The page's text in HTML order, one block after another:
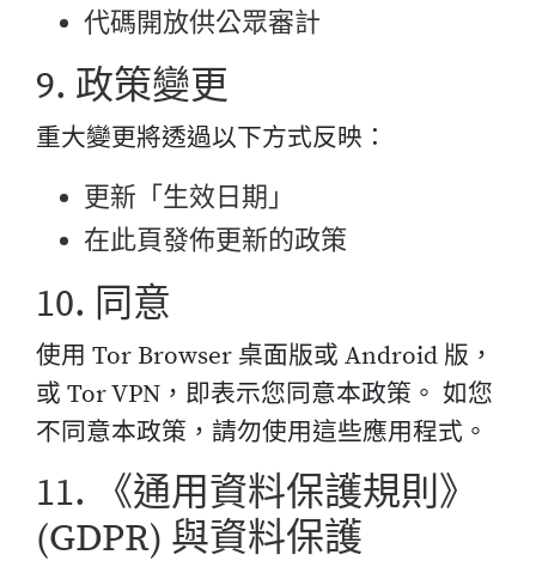
代碼開放供公眾審計
9. 政策變更
重大變更將透過以下方式反映：
更新「生效日期」
在此頁發佈更新的政策
10. 同意
使用 Tor Browser 桌面版或 Android 版，
或 Tor VPN，即表示您同意本政策。 如您
不同意本政策，請勿使用這些應用程式。
11. 《通用資料保護規則》
(GDPR) 與資料保護